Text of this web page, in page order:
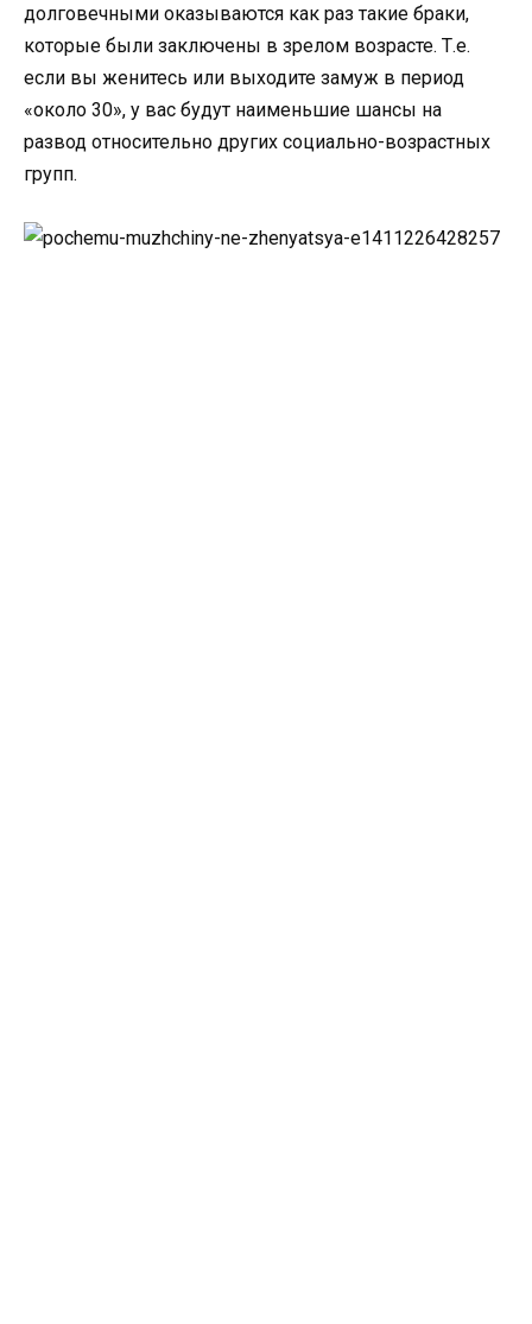
долговечными оказываются как раз такие браки,
которые были заключены в зрелом возрасте. Т.е.
если вы женитесь или выходите замуж в период
«около 30», у вас будут наименьшие шансы на
развод относительно других социально-возрастных
групп.